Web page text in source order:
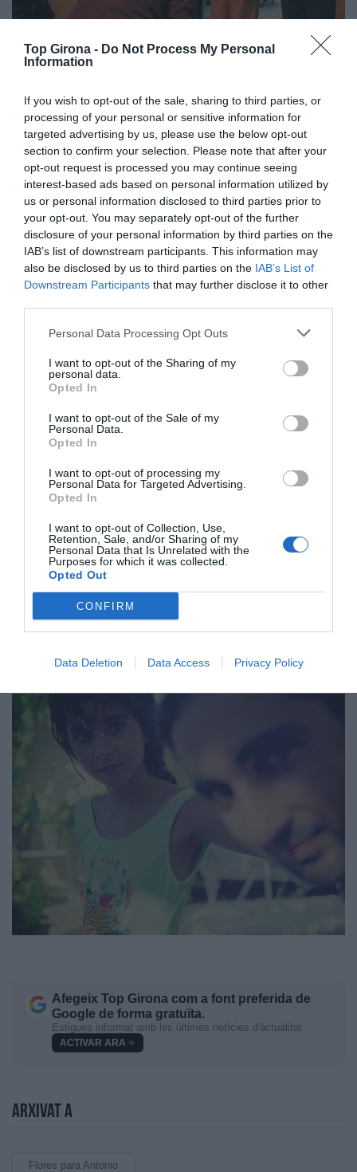
Top Girona - Do Not Process My Personal
Information
If you wish to opt-out of the sale, sharing to third parties, or
processing of your personal or sensitive information for
targeted advertising by us, please use the below opt-out
section to confirm your selection. Please note that after your
opt-out request is processed you may continue seeing
interest-based ads based on personal information utilized by
us or personal information disclosed to third parties prior to
your opt-out. You may separately opt-out of the further
disclosure of your personal information by third parties on the
IAB’s list of downstream participants. This information may
also be disclosed by us to third parties on the IAB’s List of
Downstream Participants that may further disclose it to other
Personal Data Processing Opt Outs
I want to opt-out of the Sharing of my
personal data.
Opted In
I want to opt-out of the Sale of my
Personal Data.
Opted In
I want to opt-out of processing my
Personal Data for Targeted Advertising.
Opted In
I want to opt-out of Collection, Use,
Retention, Sale, and/or Sharing of my
Personal Data that Is Unrelated with the
Purposes for which it was collected.
Opted Out
CONFIRM
Data Deletion Data Access Privacy Policy
Sinergies artístiques
La connexió amb Sílvia Pérez Cruz i el videoclip
Fatherless, basat en un poema de Sílvia Prats sobre
l’orfandat, va servir de punt de partida i inspiració.
Aquesta experiència compartida amb la cantant va
establir un vincle de sensibilitat i musicalitat que va
marcar la manera com s’abordaria el documental.
Un collage de records
Un extens arxiu familiar no només reforça el relat, sinó
permetent que la història es desplegui amb autenticitat i
el seu pare va significar.
Afegeix Top Girona com a font preferida de
Google de forma gratuïta.
Estigues informat amb les últimes notícies d'actualitat
ACTIVAR ARA
Arxivat a
Flores para Antonio